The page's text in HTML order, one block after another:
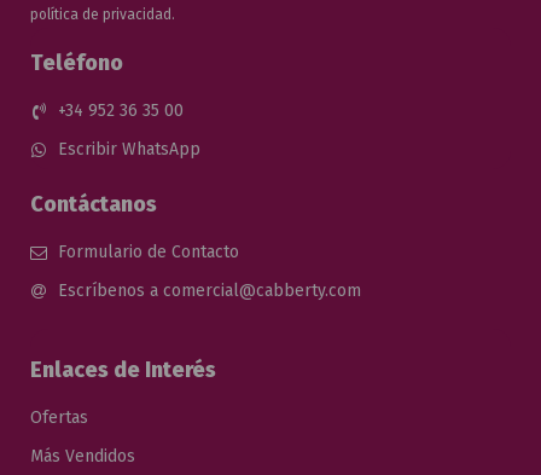
política de privacidad.
Teléfono
+34 952 36 35 00
Escribir WhatsApp
Contáctanos
Formulario de Contacto
Escríbenos a comercial@cabberty.com
Enlaces de Interés
Ofertas
Más Vendidos